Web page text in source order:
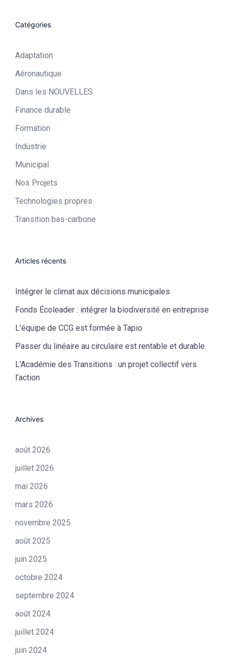
Catégories
Adaptation
Aéronautique​
Dans les NOUVELLES
Finance durable
Formation
Industrie​
Municipal​
Nos Projets
Technologies propres​
Transition bas-carbone
Articles récents
Intégrer le climat aux décisions municipales
Fonds Écoleader : intégrer la biodiversité en entreprise
L’équipe de CCG est formée à Tapio
Passer du linéaire au circulaire est rentable et durable
L’Académie des Transitions : un projet collectif vers
l’action
Archives
août 2026
juillet 2026
mai 2026
mars 2026
novembre 2025
août 2025
juin 2025
octobre 2024
septembre 2024
août 2024
juillet 2024
juin 2024